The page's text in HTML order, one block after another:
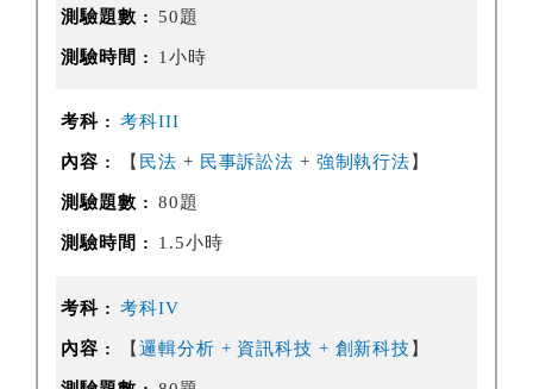
50題
1小時
考科III
【 民法 + 民事訴訟法 + 強制執行法 】
80題
1.5小時
考科IV
【邏輯分析 + 資訊科技 + 創新科技 】